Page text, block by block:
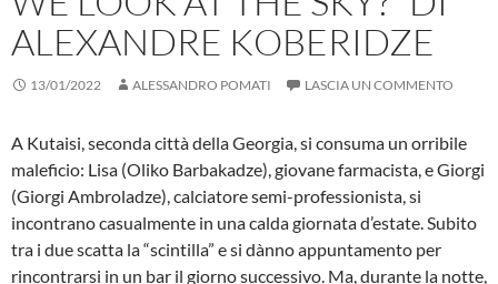
ALEXANDRE KOBERIDZE
13/01/2022 ALESSANDRO POMATI LASCIA UN COMMENTO
A Kutaisi, seconda città della Georgia, si consuma un orribile
maleficio: Lisa (Oliko Barbakadze), giovane farmacista, e Giorgi
(Giorgi Ambroladze), calciatore semi-professionista, si
incontrano casualmente in una calda giornata d’estate. Subito
tra i due scatta la “scintilla” e si dànno appuntamento per
rincontrarsi in un bar il giorno successivo. Ma, durante la notte,